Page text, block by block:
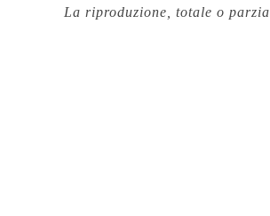
La riproduzione, totale o